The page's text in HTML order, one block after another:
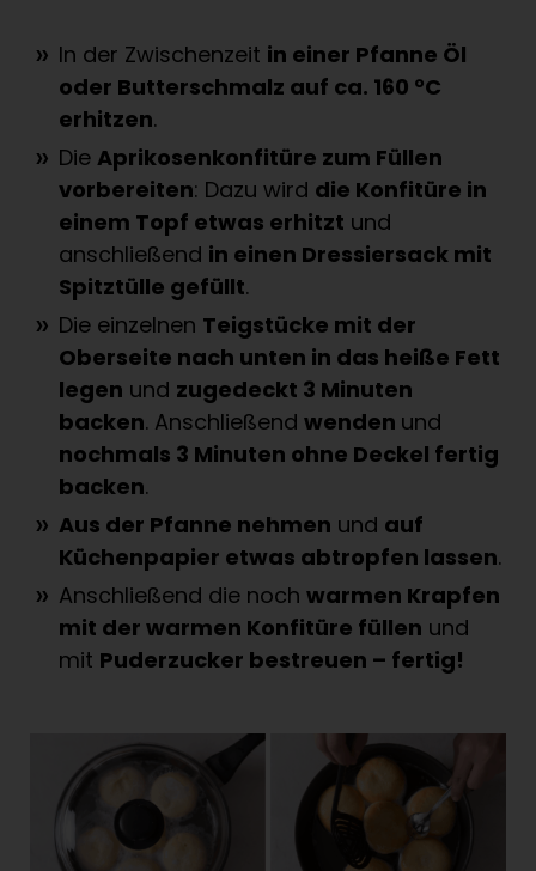
In der Zwischenzeit in einer Pfanne Öl
oder Butterschmalz auf ca. 160 °C
erhitzen.
DieAprikosenkonfitüre zum Füllen
vorbereiten: Dazu wird die Konfitüre in
einem Topf etwas erhitzt und
anschließend in einen Dressiersack mit
Spitztülle gefüllt.
Die einzelnen Teigstücke mit der
Oberseite nach unten in das heiße Fett
legen und zugedeckt 3 Minuten
backen. Anschließendwenden und
nochmals 3 Minuten ohne Deckel fertig
backen.
Aus der Pfanne nehmen und auf
Küchenpapier etwas abtropfen lassen.
Anschließend die nochwarmen Krapfen
mit der warmen Konfitüre füllen und
mit Puderzucker bestreuen – fertig!